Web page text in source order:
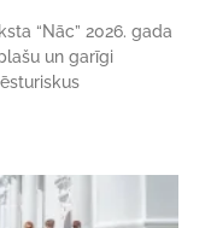
“Nāc” 2026. gada
un garīgi